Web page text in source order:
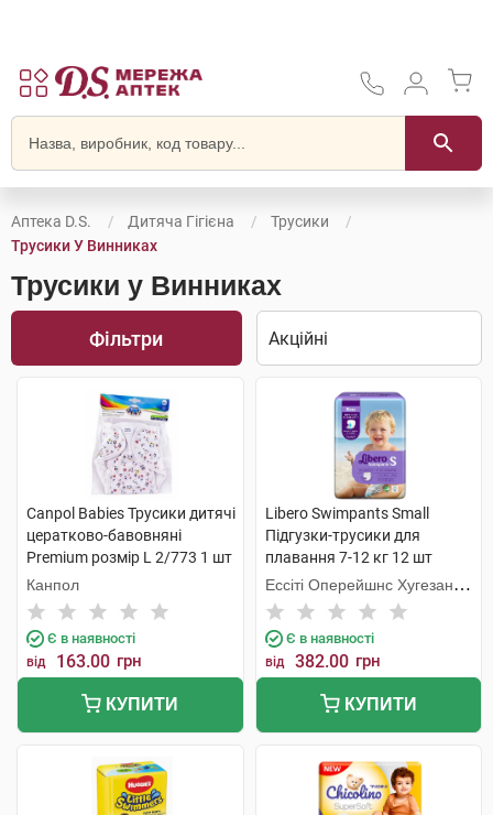
Аптека D.S. Дитяча Гігієна
Трусики
Трусики У Винниках
Трусики у Винниках
Фільтри
Canpol Babies Трусики дитячі
цератково-бавовняні
Premium розмір L 2/773 1 шт
Канпол
Є в наявності
від 163.00 грн
КУПИТИ
Libero Swimpants Small
Підгузки-трусики для
плавання 7-12 кг 12 шт
Ессіті Оперейшнс Хугезанд
Б.В.
Є в наявності
від 382.00 грн
КУПИТИ